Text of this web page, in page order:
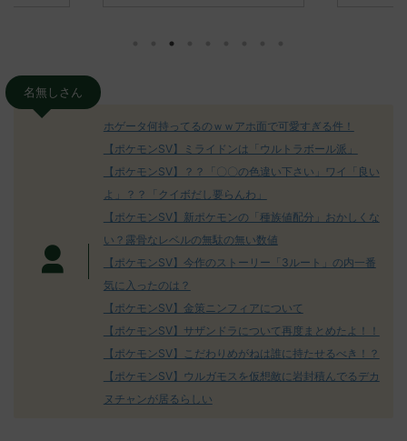
リージョ
ただダグト
れたウミト
ッグヘルムかっこいいから助かる 名
決めた！ (ﾜｯﾁｮｲW b524-NwUu)
2023/06/28(水 ...
たラウドボ
しさん0624
名無しさん
ホゲータ何持ってるのｗｗアホ面で可愛すぎる件！
【ポケモンSV】ミライドンは「ウルトラボール派」
【ポケモンSV】？？「〇〇の色違い下さい」ワイ「良い
よ」？？「クイボだし要らんわ」
【ポケモンSV】新ポケモンの「種族値配分」おかしくな
い？露骨なレベルの無駄の無い数値
【ポケモンSV】今作のストーリー「3ルート」の内一番
気に入ったのは？
【ポケモンSV】金策ニンフィアについて
【ポケモンSV】サザンドラについて再度まとめたよ！！
【ポケモンSV】こだわりめがねは誰に持たせるべき！？
【ポケモンSV】ウルガモスを仮想敵に岩封積んでるデカ
ヌチャンが居るらしい